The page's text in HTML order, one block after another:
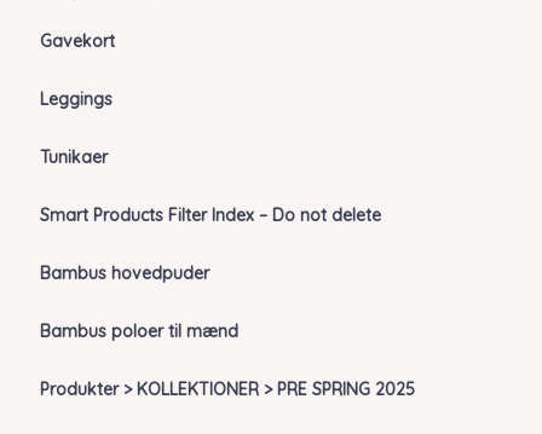
Gavekort
Leggings
Tunikaer
Smart Products Filter Index – Do not delete
Bambus hovedpuder
Bambus poloer til mænd
Produkter > KOLLEKTIONER > PRE SPRING 2025